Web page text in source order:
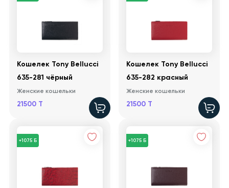
Кошелек Tony Bellucci
635-281 чёрный
Женские кошельки
21500 T
Кошелек Tony Bellucci
635-282 красный
Женские кошельки
21500 T
+1075 Б +1075 Б